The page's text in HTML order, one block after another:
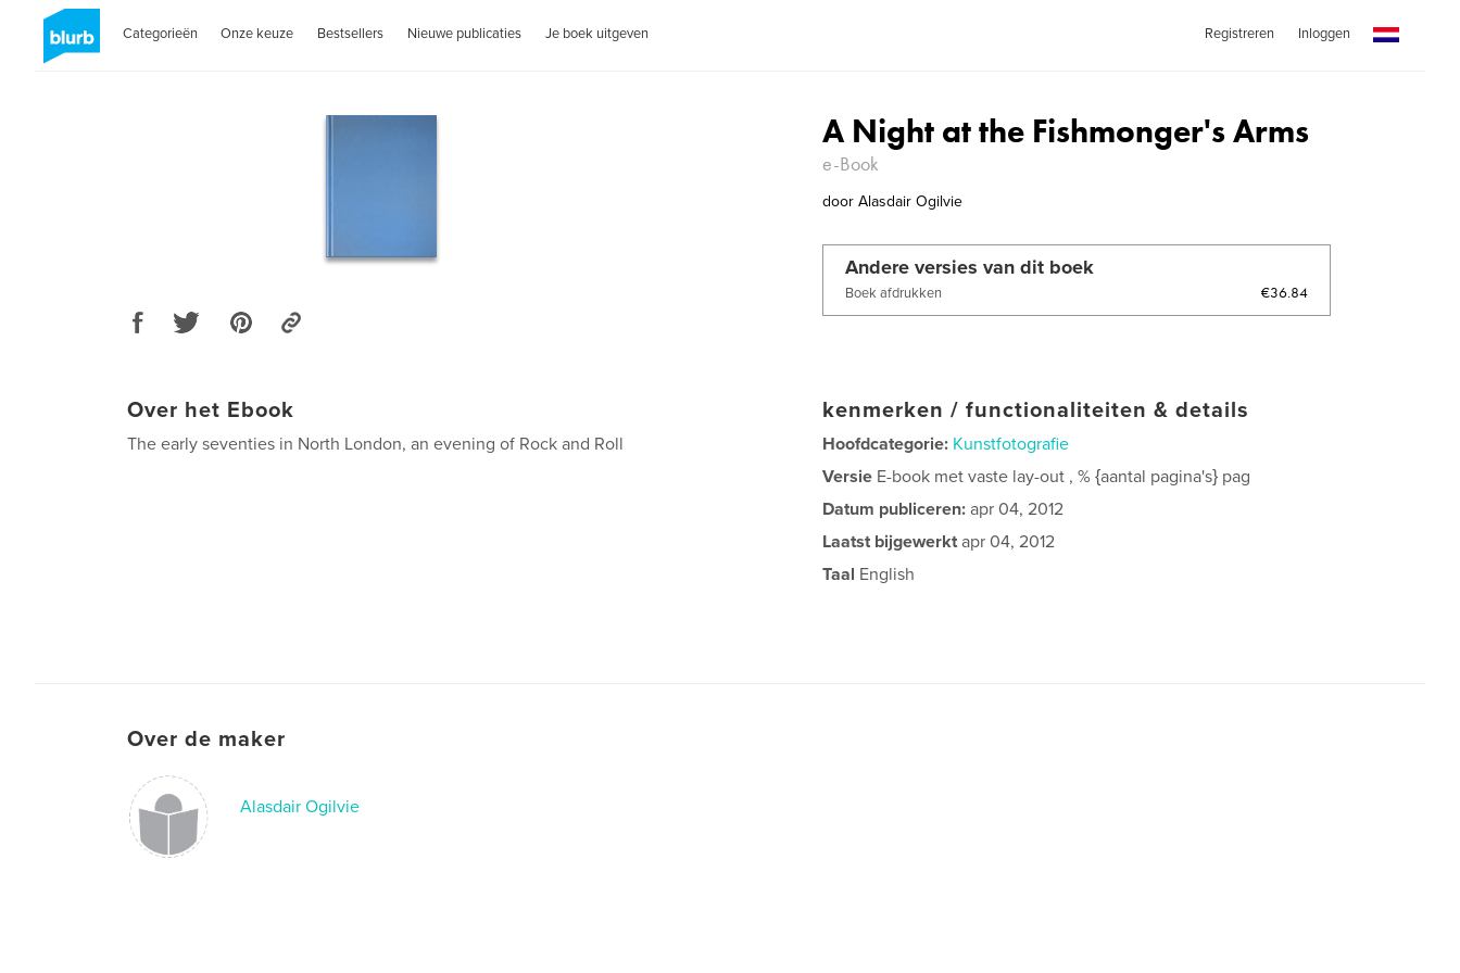
Categorieën Onze keuze Bestsellers Nieuwe publicaties Je boek uitgeven Registreren Inloggen
A Night at the Fishmonger's Arms
e-Book
door Alasdair Ogilvie
Andere versies van dit boek
Boek afdrukken €36.84
Over het Ebook
The early seventies in North London, an evening of Rock and Roll
kenmerken / functionaliteiten & details
Hoofdcategorie: Kunstfotografie
Versie E-book met vaste lay-out , % {aantal pagina's} pag
Datum publiceren: apr 04, 2012
Laatst bijgewerkt apr 04, 2012
Taal English
Over de maker
Alasdair Ogilvie